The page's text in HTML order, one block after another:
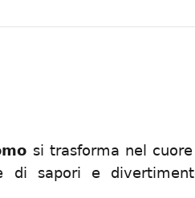
si trasforma nel
di sapori e